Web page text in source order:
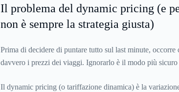
Il problema del dynamic pricing (e
non è sempre la strategia giusta)
Prima di decidere di puntare tutto sul last minute, occorre
davvero i prezzi dei viaggi. Ignorarlo è il modo più sicuro
Il dynamic pricing (o tariffazione dinamica) è la